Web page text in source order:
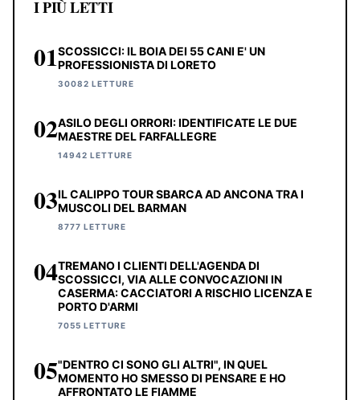
I PIÙ LETTI
01SCOSSICCI: IL BOIA DEI 55 CANI E' UN
PROFESSIONISTA DI LORETO
30082 LETTURE
02ASILO DEGLI ORRORI: IDENTIFICATE LE DUE
MAESTRE DEL FARFALLEGRE
14942 LETTURE
03IL CALIPPO TOUR SBARCA AD ANCONA TRA I
MUSCOLI DEL BARMAN
8777 LETTURE
04TREMANO I CLIENTI DELL'AGENDA DI
SCOSSICCI, VIA ALLE CONVOCAZIONI IN
CASERMA: CACCIATORI A RISCHIO LICENZA E
PORTO D'ARMI
7055 LETTURE
05"DENTRO CI SONO GLI ALTRI", IN QUEL
MOMENTO HO SMESSO DI PENSARE E HO
AFFRONTATO LE FIAMME